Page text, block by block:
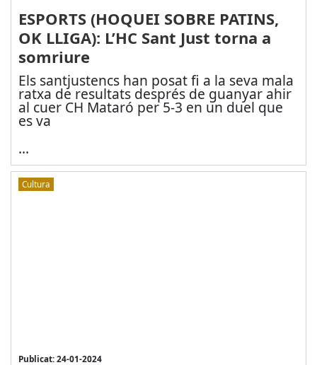
ESPORTS (HOQUEI SOBRE PATINS,
OK LLIGA): L’HC Sant Just torna a
somriure
Els santjustencs han posat fi a la seva mala
ratxa de resultats després de guanyar ahir
al cuer CH Mataró per 5-3 en un duel que
es va
...
Cultura
Publicat: 24-01-2024